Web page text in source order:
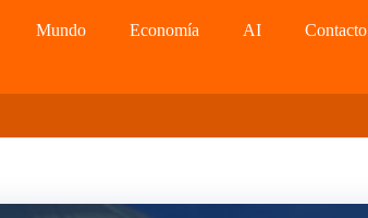
Mundo Economía AI Contacto